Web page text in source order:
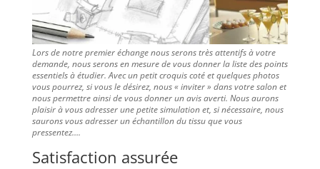
Lors de notre premier échange nous serons très attentifs à votre
demande, nous serons en mesure de vous donner la liste des points
essentiels à étudier. Avec un petit croquis coté et quelques photos
vous pourrez, si vous le désirez, nous « inviter » dans votre salon et
nous permettre ainsi de vous donner un avis averti. Nous aurons
plaisir à vous adresser une petite simulation et, si nécessaire, nous
saurons vous adresser un échantillon du tissu que vous
pressentez….
Satisfaction assurée